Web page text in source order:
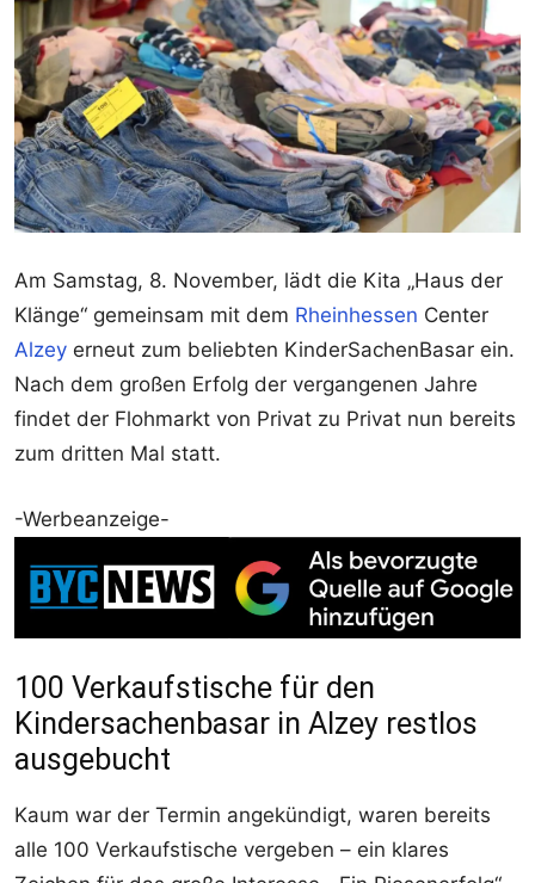
Am Samstag, 8. November, lädt die Kita „Haus der
Klänge“ gemeinsam mit dem Rheinhessen Center
Alzey erneut zum beliebten KinderSachenBasar ein.
Nach dem großen Erfolg der vergangenen Jahre
findet der Flohmarkt von Privat zu Privat nun bereits
zum dritten Mal statt.
-Werbeanzeige-
100 Verkaufstische für den
Kindersachenbasar in Alzey restlos
ausgebucht
Kaum war der Termin angekündigt, waren bereits
alle 100 Verkaufstische vergeben – ein klares